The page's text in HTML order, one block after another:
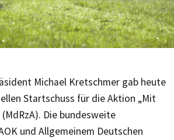
Michael Kretschmer gab heute
Startschuss für die Aktion „Mit
Die bundesweite
und Allgemeinem Deutschen